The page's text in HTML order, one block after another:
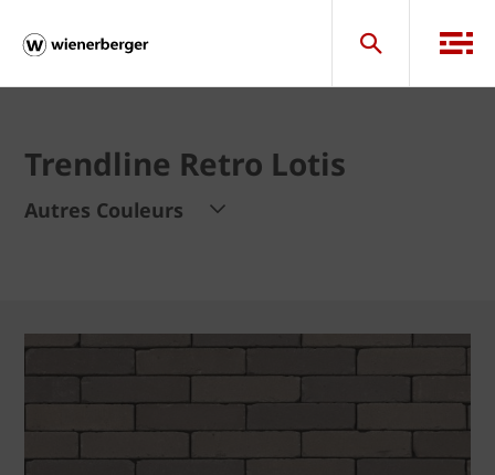
Trendline Retro Lotis
Autres Couleurs